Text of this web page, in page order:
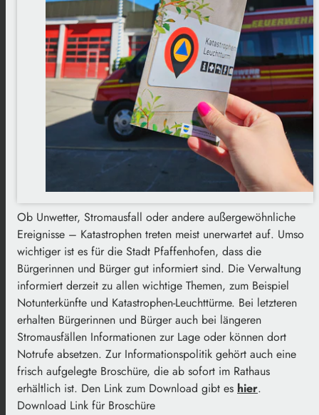
Ob Unwetter, Stromausfall oder andere außergewöhnliche
Ereignisse – Katastrophen treten meist unerwartet auf. Umso
wichtiger ist es für die Stadt Pfaffenhofen, dass die
Bürgerinnen und Bürger gut informiert sind. Die Verwaltung
informiert derzeit zu allen wichtige Themen, zum Beispiel
Notunterkünfte und Katastrophen-Leuchttürme. Bei letzteren
erhalten Bürgerinnen und Bürger auch bei längeren
Stromausfällen Informationen zur Lage oder können dort
Notrufe absetzen. Zur Informationspolitik gehört auch eine
frisch aufgelegte Broschüre, die ab sofort im Rathaus
erhältlich ist. Den Link zum Download gibt es hier.
Download Link für Broschüre